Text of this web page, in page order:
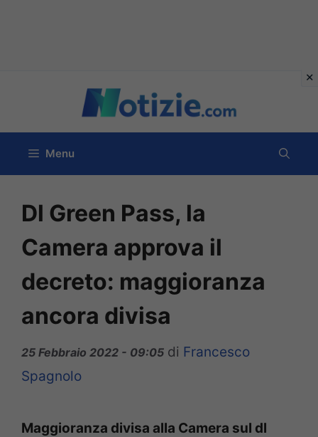
contenuto
Menu
Dl Green Pass, la
Camera approva il
decreto: maggioranza
ancora divisa
25 Febbraio 2022 - 09:05 di Francesco
Spagnolo
Maggioranza divisa alla Camera sul dl